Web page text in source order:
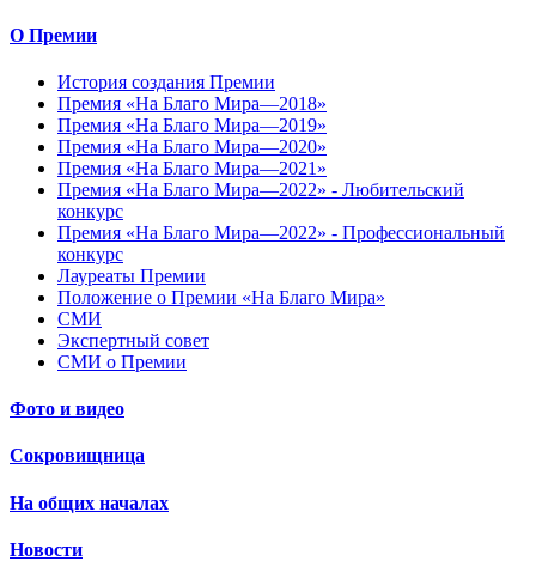
О Премии
История создания Премии
Премия «На Благо Мира—2018»
Премия «На Благо Мира—2019»
Премия «На Благо Мира—2020»
Премия «На Благо Мира—2021»
Премия «На Благо Мира—2022» - Любительский
конкурс
Премия «На Благо Мира—2022» - Профессиональный
конкурс
Лауреаты Премии
Положение о Премии «На Благо Мира»
СМИ
Экспертный совет
СМИ о Премии
Фото и видео
Сокровищница
На общих началах
Новости